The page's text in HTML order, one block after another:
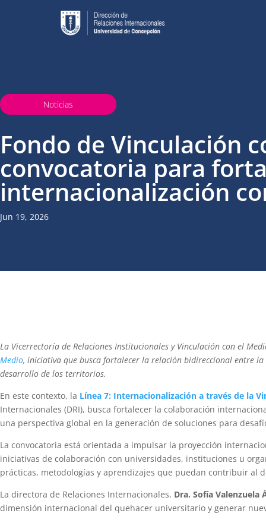
Noticias
Fondo de Vinculación
convocatoria para
internacionalización
Jun 19, 2026
La Vicerrectoría de Relaciones Institucionales y Vinculación con el
Medio, iniciativa que busca fortalecer la relación bidireccional entre
desarrollo de los territorios.
En este contexto, la Línea 7: Internacionalización a través de la
Internacionales (DRI), busca fortalecer la colaboración
una perspectiva global en la generación de soluciones para
La convocatoria está orientada a impulsar la proyección
iniciativas de colaboración con universidades, instituciones u
prácticas, metodologías y aprendizajes que puedan contribuir al
La directora de Relaciones Internacionales, Dra. Sofía Valenzuela
dimensión internacional del quehacer universitario y generar